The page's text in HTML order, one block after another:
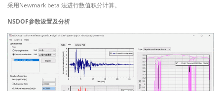
采用Newmark beta 法进行数值积分计算。
NSDOF参数设置及分析